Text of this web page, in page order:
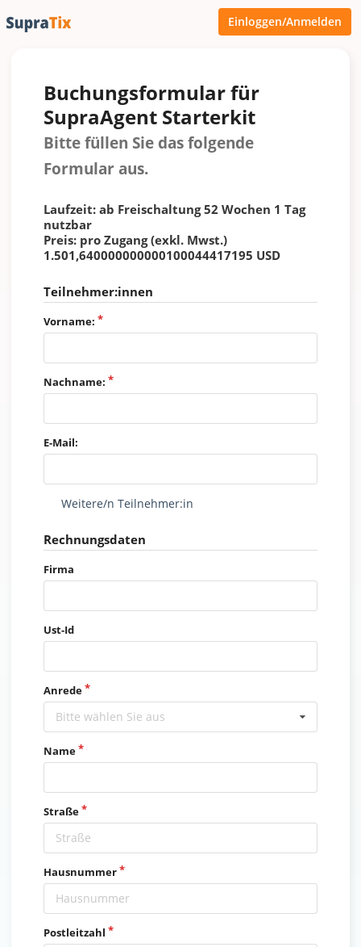
Einloggen/Anmelden
Buchungsformular für
SupraAgent Starterkit
Bitte füllen Sie das folgende
Formular aus.
Laufzeit: ab Freischaltung 52 Wochen 1 Tag
nutzbar
Preis: pro Zugang (exkl. Mwst.)
1.501,640000000000100044417195 USD
Teilnehmer:innen
Vorname:
Nachname:
E-Mail:
Weitere/n Teilnehmer:in
Rechnungsdaten
Firma
Ust-Id
Anrede
Bitte wählen Sie aus
Name
Straße
Hausnummer
Postleitzahl